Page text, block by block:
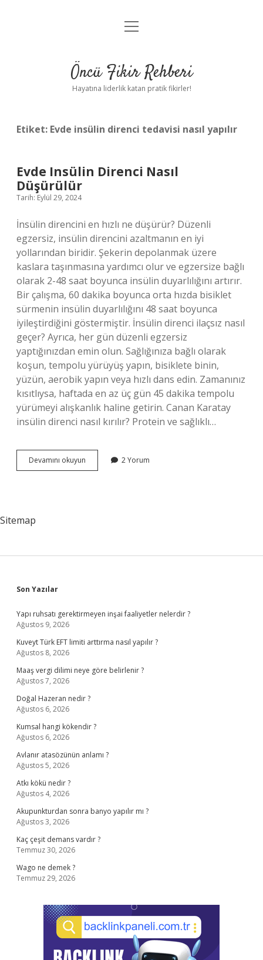
Anasayfa
Yasal Uyarı
menüyü
Öncü Fikir Rehberi
Hayatına liderlik katan pratik fikirler!
Etiket: Evde insülin direnci tedavisi nasıl yapılır
Evde Insülin Direnci Nasıl
Düşürülür
Tarih: Eylül 29, 2024
İnsülin direncini en hızlı ne düşürür? Düzenli
egzersiz, insülin direncini azaltmanın en iyi
yollarından biridir. Şekerin depolanmak üzere
kaslara taşınmasına yardımcı olur ve egzersize bağlı
olarak 2-48 saat boyunca insülin duyarlılığını artırır.
Bir çalışma, 60 dakika boyunca orta hızda bisiklet
sürmenin insülin duyarlılığını 48 saat boyunca
iyileştirdiğini göstermiştir. İnsülin direnci ilaçsız nasıl
geçer? Ayrıca, her gün düzenli egzersiz
yaptığınızdan emin olun. Sağlığınıza bağlı olarak
koşun, tempolu yürüyüş yapın, bisiklete binin,
yüzün, aerobik yapın veya hızlı dans edin. Zamanınız
kısıtlıysa, haftada en az üç gün 45 dakika tempolu
yürümeyi alışkanlık haline getirin. Canan Karatay
insülin direnci nasıl kırılır? Protein ve sağlıklı…
Devamını okuyun
Insülin
2 Yorum
Sitemap
Sidebar
Son Yazılar
Yapı ruhsatı gerektirmeyen inşai faaliyetler nelerdir ?
Ağustos 9, 2026
Kuveyt Türk EFT limiti arttırma nasıl yapılır ?
Ağustos 8, 2026
Maaş vergi dilimi neye göre belirlenir ?
Ağustos 7, 2026
Doğal Hazeran nedir ?
Ağustos 6, 2026
Kumsal hangi kökendir ?
Ağustos 6, 2026
Avlanır atasözünün anlamı ?
Ağustos 5, 2026
Atkı kökü nedir ?
Ağustos 4, 2026
Akupunkturdan sonra banyo yapılır mı ?
Ağustos 3, 2026
Kaç çeşit demans vardır ?
Temmuz 30, 2026
Wago ne demek ?
Temmuz 29, 2026